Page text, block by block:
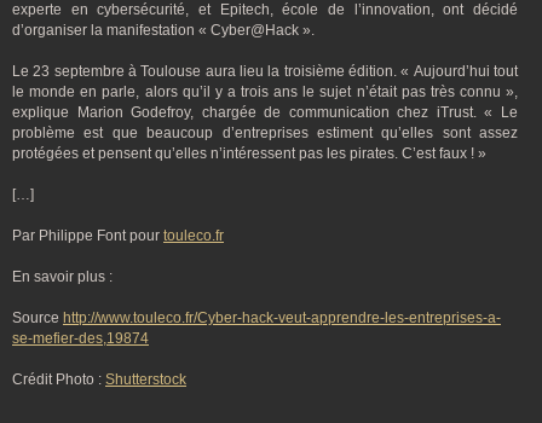
experte en cybersécurité, et Epitech, école de l’innovation, ont décidé
d’organiser la manifestation « Cyber@Hack ».
Le 23 septembre à Toulouse aura lieu la troisième édition. « Aujourd’hui tout
le monde en parle, alors qu’il y a trois ans le sujet n’était pas très connu »,
explique Marion Godefroy, chargée de communication chez iTrust. «
Le
problème est que beaucoup d’entreprises estiment qu’elles sont assez
protégées et pensent qu’elles n’intéressent pas les pirates. C’est faux ! »
[…]
Par Philippe Font pour touleco.fr
En savoir plus :
Source http://www.touleco.fr/Cyber-hack-veut-apprendre-les-entreprises-a-
se-mefier-des,19874
Crédit Photo : Shutterstock